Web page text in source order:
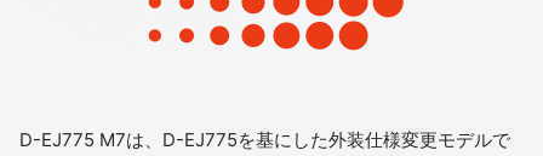
D-EJ775 M7は、D-EJ775を基にした外装仕様変更モデルで